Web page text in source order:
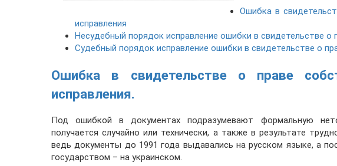
Ошибка в
исправления
Несудебный порядок исправление ошибки в свидетельстве о
Судебный порядок исправление ошибки в свидетельстве о
Ошибка в свидетельстве о праве
исправления.
Под ошибкой в документах подразумевают формальную
получается случайно или технически, а также в результате
ведь документы до 1991 года выдавались на русском языке, а
государством – на украинском.